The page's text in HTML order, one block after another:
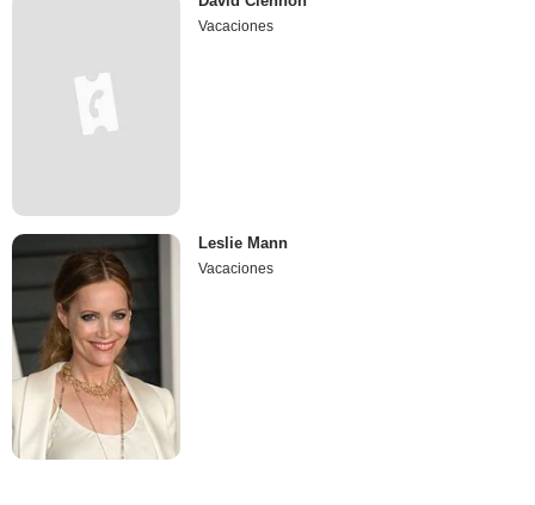
Vacaciones
Leslie Mann
Vacaciones